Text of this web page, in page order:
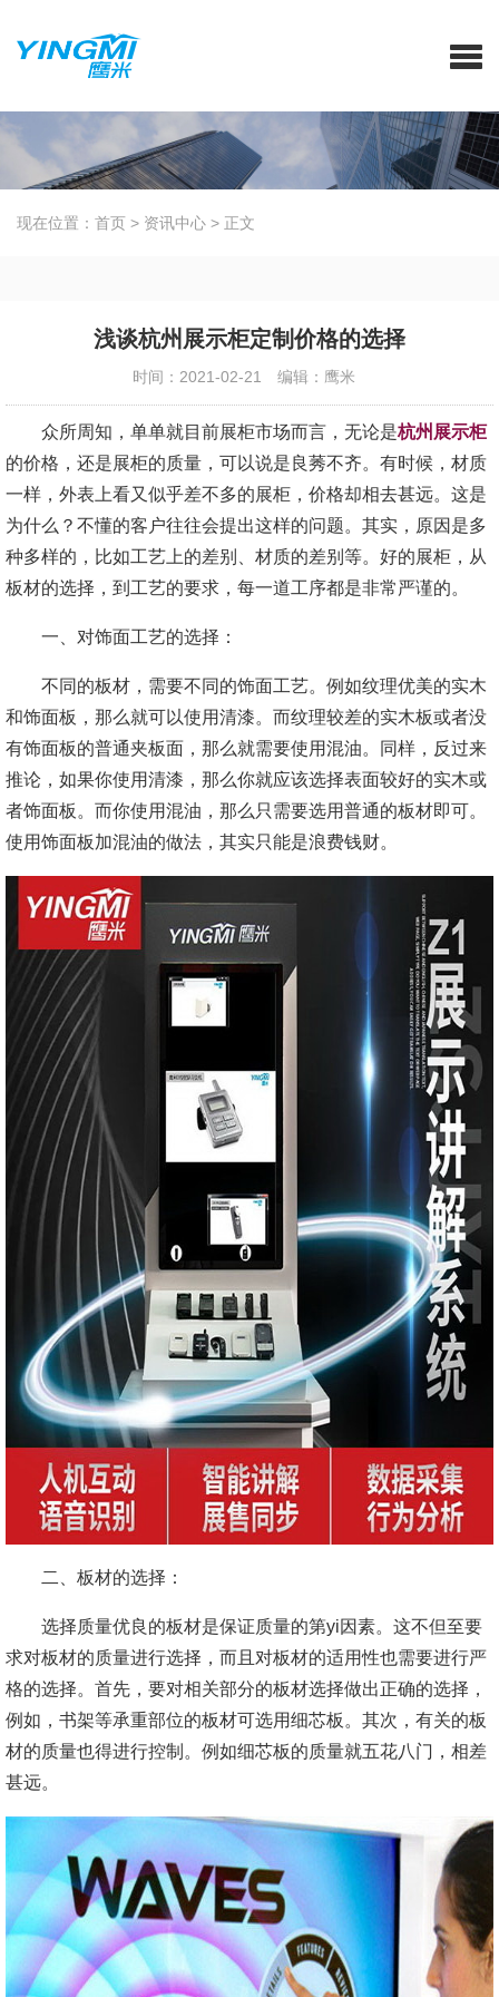
现在位置： 首页 > 资讯中心 > 正文
浅谈杭州展示柜定制价格的选择
时间：2021-02-21 编辑：鹰米
众所周知，单单就目前展柜市场而言，无论是杭州展示柜
的价格，还是展柜的质量，可以说是良莠不齐。有时候，材质
一样，外表上看又似乎差不多的展柜，价格却相去甚远。这是
为什么？不懂的客户往往会提出这样的问题。其实，原因是多
种多样的，比如工艺上的差别、材质的差别等。好的展柜，从
板材的选择，到工艺的要求，每一道工序都是非常严谨的。
一、对饰面工艺的选择：
不同的板材，需要不同的饰面工艺。例如纹理优美的实木
和饰面板，那么就可以使用清漆。而纹理较差的实木板或者没
有饰面板的普通夹板面，那么就需要使用混油。同样，反过来
推论，如果你使用清漆，那么你就应该选择表面较好的实木或
者饰面板。而你使用混油，那么只需要选用普通的板材即可。
使用饰面板加混油的做法，其实只能是浪费钱财。
二、板材的选择：
选择质量优良的板材是保证质量的第yi因素。这不但至要
求对板材的质量进行选择，而且对板材的适用性也需要进行严
格的选择。首先，要对相关部分的板材选择做出正确的选择，
例如，书架等承重部位的板材可选用细芯板。其次，有关的板
材的质量也得进行控制。例如细芯板的质量就五花八门，相差
甚远。